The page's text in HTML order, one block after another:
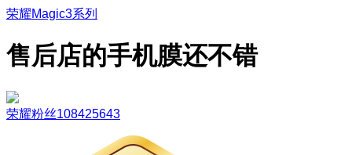
荣耀Magic3系列
售后店的手机膜还不错
荣耀粉丝108425643